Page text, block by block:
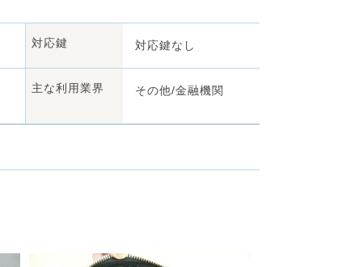
対応鍵 対応鍵なし
主な利用業界 その他/金融機関